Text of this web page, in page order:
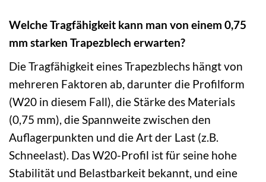
Welche Tragfähigkeit kann man von einem 0,75
mm starken Trapezblech erwarten?
Die Tragfähigkeit eines Trapezblechs hängt von
mehreren Faktoren ab, darunter die Profilform
(W20 in diesem Fall), die Stärke des Materials
(0,75 mm), die Spannweite zwischen den
Auflagerpunkten und die Art der Last (z.B.
Schneelast). Das W20-Profil ist für seine hohe
Stabilität und Belastbarkeit bekannt, und eine